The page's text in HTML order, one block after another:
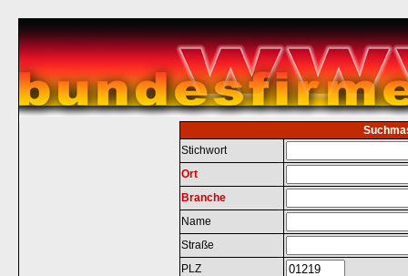
Stichwort
Ort
Branche
Name
Straße
PLZ